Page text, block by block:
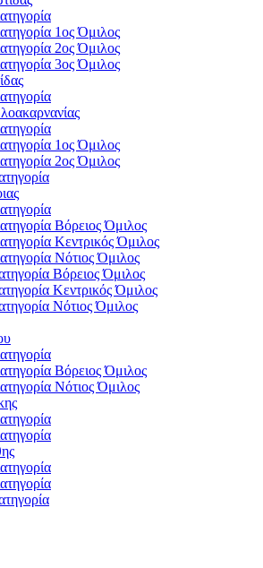
1ος Όμιλος
2ος Όμιλος
3ος Όμιλος
1ος Όμιλος
2ος Όμιλος
Βόρειος Όμιλος
Κεντρικός Όμιλος
Νότιος Όμιλος
Βόρειος Όμιλος
Κεντρικός Όμιλος
Νότιος Όμιλος
Βόρειος Όμιλος
Νότιος Όμιλος